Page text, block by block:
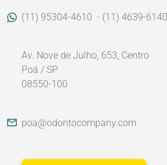
(11) 95304-4610 - (11) 4639-6140
Av. Nove de Julho, 653, Centro
Poá / SP
08550-100
poa@odontocompany.com